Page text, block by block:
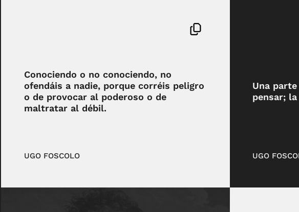
Conociendo o no conociendo, no
ofendáis a nadie, porque corréis peligro
o de provocar al poderoso o de
maltratar al débil.
UGO FOSCOLO
Una
pensar;
UGO